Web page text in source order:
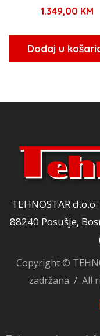
1.349,00 KM
Dodaj u
TEHNOSTAR
88240 Posušje,
Copyright ©
zadržana / All